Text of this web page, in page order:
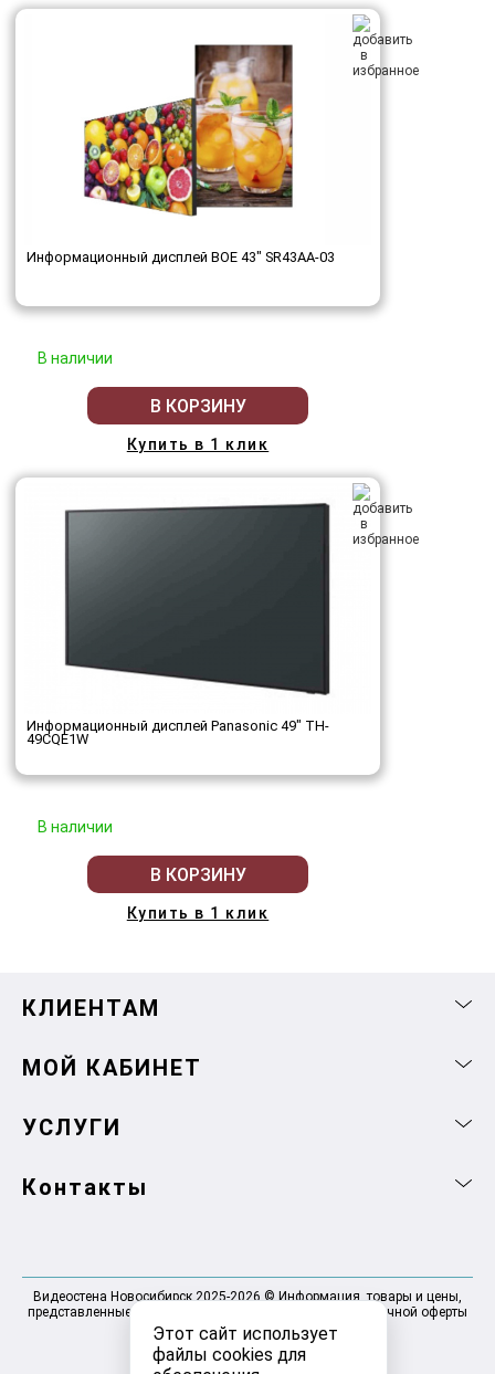
Этот сайт использует
файлы cookies для
Информационный дисплей BOE 43" SR43AA-03
В наличии
В КОРЗИНУ
Купить в 1 клик
Информационный дисплей Panasonic 49" TH-
49CQE1W
В наличии
В КОРЗИНУ
Купить в 1 клик
КЛИЕНТАМ
МОЙ КАБИНЕТ
УСЛУГИ
Контакты
Видеостена Новосибирск 2025-2026 © Информация, товары и цены,
представленные на сайте, не являются договором публичной оферты